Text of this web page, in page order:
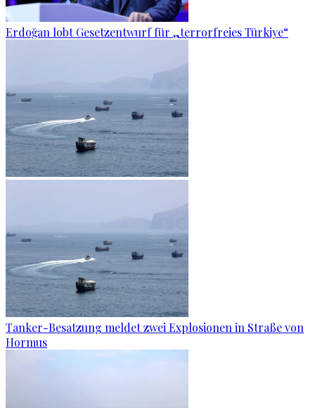
Erdoğan lobt Gesetzentwurf für „terrorfreies Türkiye“
Tanker-Besatzung meldet zwei Explosionen in Straße von
Hormus